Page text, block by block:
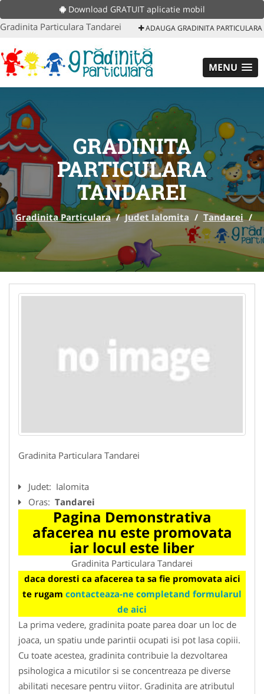
Download GRATUIT aplicatie mobil
Gradinita Particulara Tandarei ADAUGA GRADINITA PARTICULARA
MENU
GRADINITA
PARTICULARA
TANDAREI
Gradinita Particulara / Judet Ialomita / Tandarei /
Gradinita Particulara Tandarei
Judet: Ialomita
Oras: Tandarei
Pagina Demonstrativa
afacerea nu este promovata
iar locul este liber
Gradinita Particulara Tandarei
daca doresti ca afacerea ta sa fie promovata aici
te rugam contacteaza-ne completand formularul
de aici
La prima vedere, gradinita poate parea doar un loc de
joaca, un spatiu unde parintii ocupati isi pot lasa copiii.
Cu toate acestea, gradinita contribuie la dezvoltarea
psihologica a micutilor si se concentreaza pe diverse
abilitati necesare pentru viitor. Gradinita are atributul